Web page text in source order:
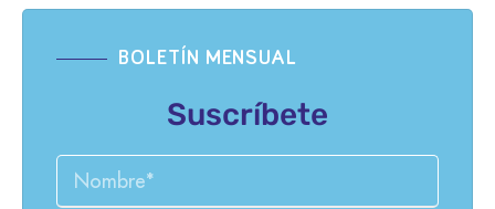
BOLETÍN MENSUAL
Suscríbete